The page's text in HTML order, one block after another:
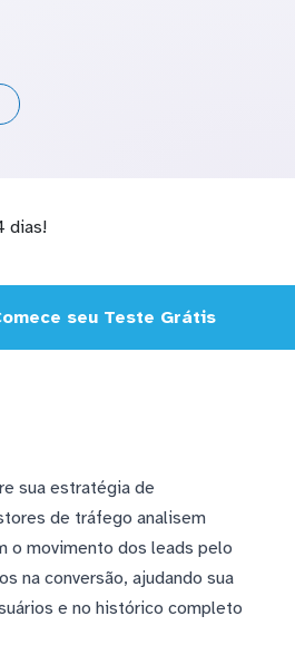
dias!
seu Teste Grátis
sua estratégia de
de tráfego analisem
o movimento dos leads pelo
na conversão, ajudando sua
e no histórico completo